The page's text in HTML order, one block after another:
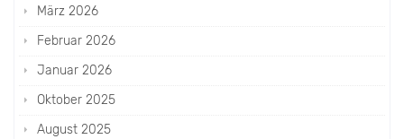
März 2026
Februar 2026
Januar 2026
Oktober 2025
August 2025